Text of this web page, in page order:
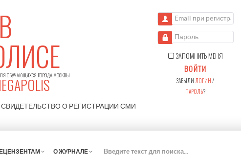
ОБУЧАЮЩИХСЯ ГОРОДА МОСКВЫ
СВИДЕТЕЛЬСТВО О РЕГИСТРАЦИИ СМИ
Email при регистрации
Пароль
ЗАПОМНИТЬ МЕНЯ
ВОЙТИ
ЗАБЫЛИ ЛОГИН/
ПАРОЛЬ?
О ЖУРНАЛЕ